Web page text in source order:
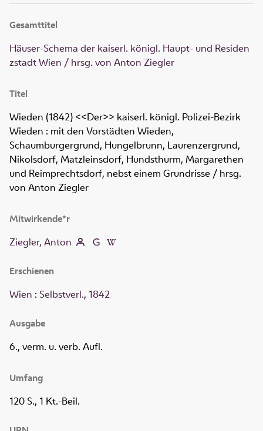
Gesamttitel
Häuser-Schema der kaiserl. königl. Haupt- und Residen
zstadt Wien / hrsg. von Anton Ziegler
Titel
Wieden (1842) <<Der>> kaiserl. königl. Polizei-Bezirk
Wieden : mit den Vorstädten Wieden,
Schaumburgergrund, Hungelbrunn, Laurenzergrund,
Nikolsdorf, Matzleinsdorf, Hundsthurm, Margarethen
und Reimprechtsdorf, nebst einem Grundrisse / hrsg.
von Anton Ziegler
Mitwirkende*r
Ziegler, Anton
Erschienen
Wien : Selbstverl., 1842
Ausgabe
6., verm. u. verb. Aufl.
Umfang
120 S., 1 Kt.-Beil.